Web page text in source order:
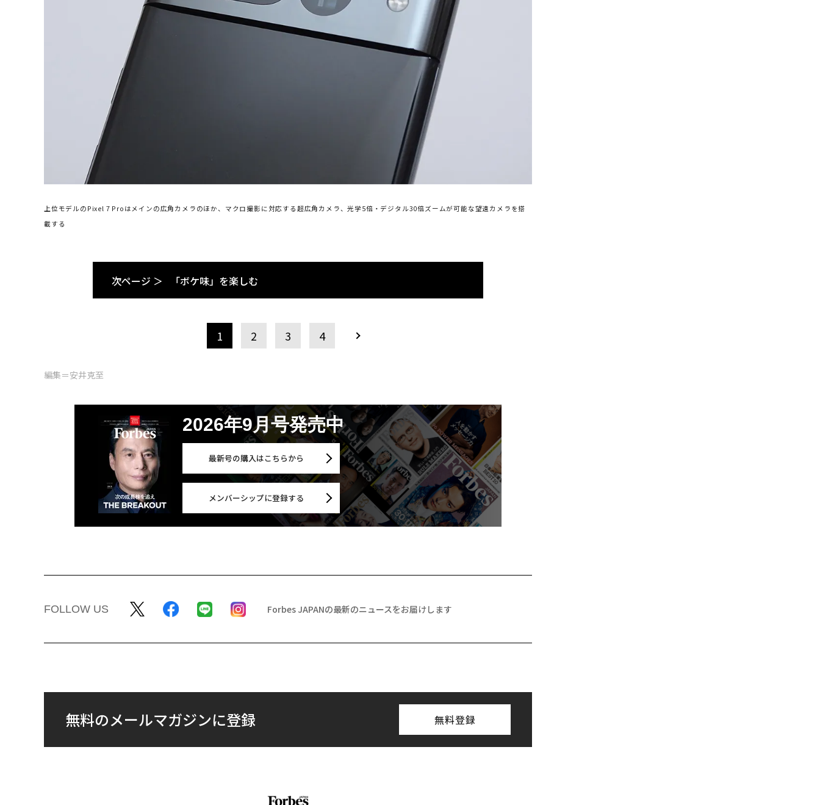
上位モデルのPixel 7 Proはメインの広角カメラのほか、マクロ撮影に対応する超広角カメラ、光学5倍・デジタル30倍ズームが可能な望遠カメラを搭
載する
次ページ ＞ 「ボケ味」を楽しむ
1 2 3 4
編集＝安井克至
2026年9月号発売中
最新号の購入はこちらから
メンバーシップに登録する
FOLLOW US Forbes JAPANの最新のニュースをお届けします
無料のメールマガジンに登録 無料登録